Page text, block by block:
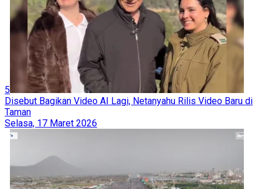
5
Disebut Bagikan Video AI Lagi, Netanyahu Rilis Video Baru di
Taman
Selasa, 17 Maret 2026